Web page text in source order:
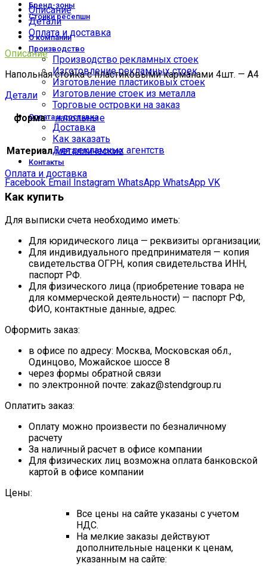
Бренд-зоны
Стойки ресепшн
О компании
Производство
Производство рекламных стоек
Изготовление рекламных стоек
Изготовление пластиковых стоек
Изготовление стоек из металла
Торговые островки на заказ
Оплата и доставка
Доставка
Как заказать
Для рекламных агентств
Контакты
Facebook Email Instagram WhatsApp WhatsApp VK
Описание
Детали
Оплата и доставка
Описание
Напольная стойка с пластиковыми карманами 4шт. — А4
Детали
форма
напольные
Материал металлические
Оплата и доставка
Как купить
Для выписки счета необходимо иметь:
Для юридического лица — реквизиты организации;
Для индивидуального предпринимателя — копия
свидетельства ОГРН, копия свидетельства ИНН,
паспорт РФ.
Для физического лица (приобретение товара не
для коммерческой деятельности) — паспорт РФ,
ФИО, контактные данные, адрес.
Оформить заказ:
в офисе по адресу: Москва, Московская обл.,
Одинцово, Можайское шоссе 8
через формы обратной связи
по электронной почте: zakaz@stendgroup.ru
Оплатить заказ:
Оплату можно произвести по безналичному
расчету
За наличный расчет в офисе компании
Для физических лиц возможна оплата банковской
картой в офисе компании
Цены:
Все цены на сайте указаны с учетом
НДС.
На мелкие заказы действуют
дополнительные наценки к ценам,
указанным на сайте: